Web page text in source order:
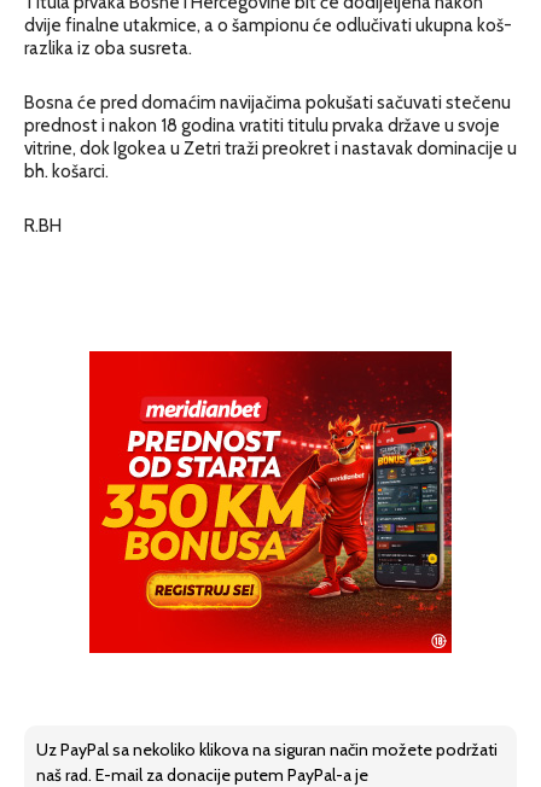
dvije finalne utakmice, a o šampionu će odlučivati ukupna koš-
razlika iz oba susreta.
Bosna će pred domaćim navijačima pokušati sačuvati stečenu
prednost i nakon 18 godina vratiti titulu prvaka države u svoje
vitrine, dok Igokea u Zetri traži preokret i nastavak dominacije u
bh. košarci.
R.BH
Uz PayPal sa nekoliko klikova na siguran način možete podržati
naš rad. E-mail za donacije putem PayPal-a je